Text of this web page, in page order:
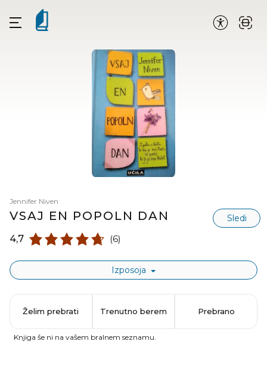
Jennifer Niven
VSAJ EN POPOLN DAN Sledi
4,7 (6)
Izposoja
Želim prebrati Trenutno berem Prebrano
Knjiga še ni na vašem bralnem seznamu.